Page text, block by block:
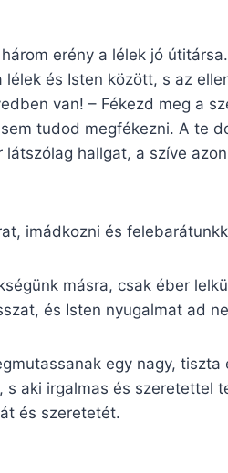
erény a lélek jó
és Isten között, s az
van! – Fékezd meg a
tudod megfékezni. A te
hallgat, a szíve
imádkozni és
másra, csak éber
és Isten nyugalmat ad
egy nagy, tiszta
aki irgalmas és szeretettel
és szeretetét.